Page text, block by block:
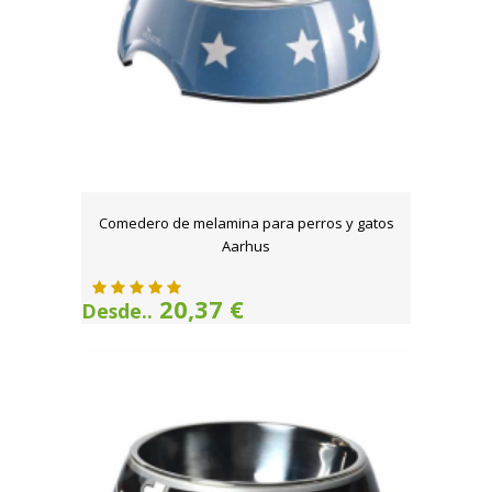
Comedero de melamina para perros y gatos
Aarhus
Desde.. 20,37 €